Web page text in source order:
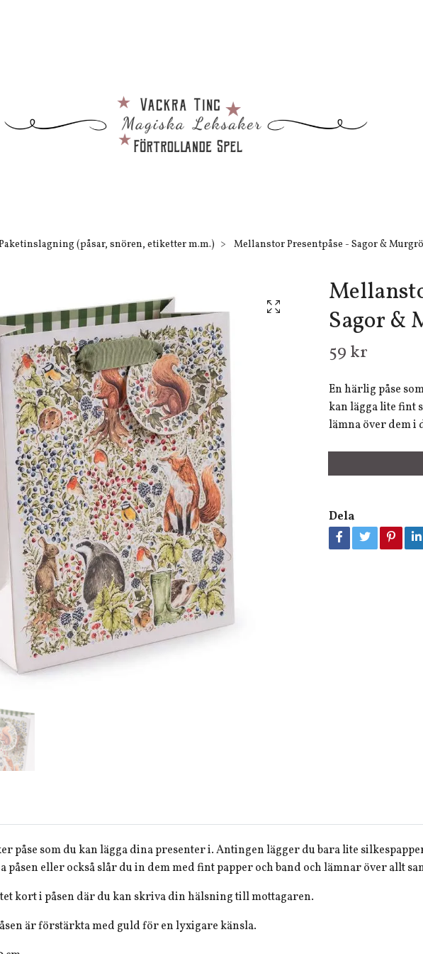
(påsar, snören, etiketter m.m.) Mellanstor Presentpåse - Sagor &
Sagor &
59 kr
En härlig påse
kan lägga lite fint
lämna över dem i
Dela
påse som du kan lägga dina presenter i. Antingen lägger du bara lite
påsen eller också slår du in dem med fint papper och band och lämnar över allt
kort i påsen där du kan skriva din hälsning till mottagaren.
är förstärkta med guld för en lyxigare känsla.